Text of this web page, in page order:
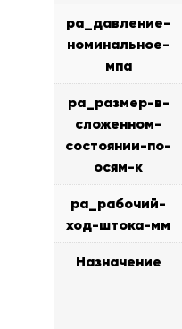
pa_давление-
номинальное-
мпа
pa_размер-в-
сложенном-
состоянии-по-
осям-к
pa_рабочий-
ход-штока-мм
Назначение